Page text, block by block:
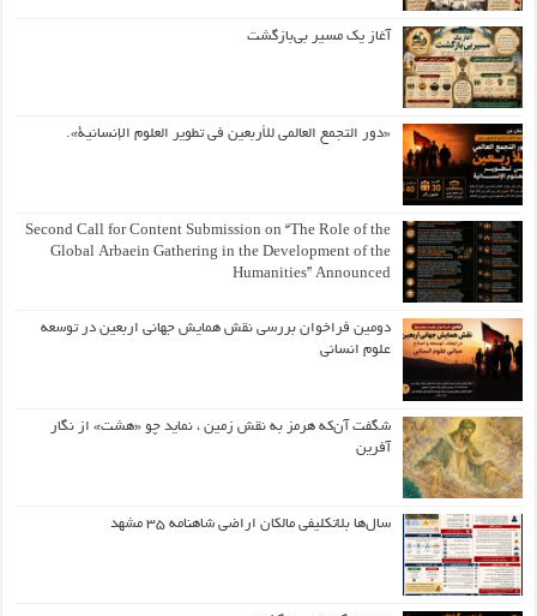
آغاز یک مسیر بی‌بازگشت
«دور التجمع العالمي للأربعين في تطوير العلوم الإنسانية».
Second Call for Content Submission on “The Role of the
Global Arbaein Gathering in the Development of the
Humanities” Announced
دومین فراخوان بررسی نقش همایش جهانی اربعین در توسعه
علوم انسانی
شگفت آن‌که هرمز به نقش زمین ، نماید چو «هشت» از نگار
آفرین
سال‌ها بلاتکلیفی مالکان اراضی شاهنامه ۳۵ مشهد